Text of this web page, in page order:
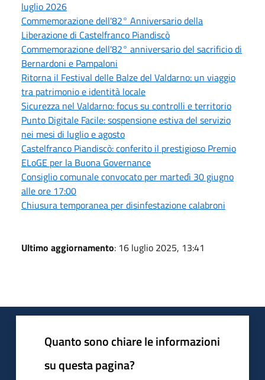
luglio 2026
Commemorazione dell'82° Anniversario della
Liberazione di Castelfranco Piandiscò
Commemorazione dell'82° anniversario del sacrificio di
Bernardoni e Pampaloni
Ritorna il Festival delle Balze del Valdarno: un viaggio
tra patrimonio e identità locale
Sicurezza nel Valdarno: focus su controlli e territorio
Punto Digitale Facile: sospensione estiva del servizio
nei mesi di luglio e agosto
Castelfranco Piandiscò: conferito il prestigioso Premio
ELoGE per la Buona Governance
Consiglio comunale convocato per martedì 30 giugno
alle ore 17:00
Chiusura temporanea per disinfestazione calabroni
Ultimo aggiornamento: 16 luglio 2025, 13:41
Quanto sono chiare le informazioni
su questa pagina?